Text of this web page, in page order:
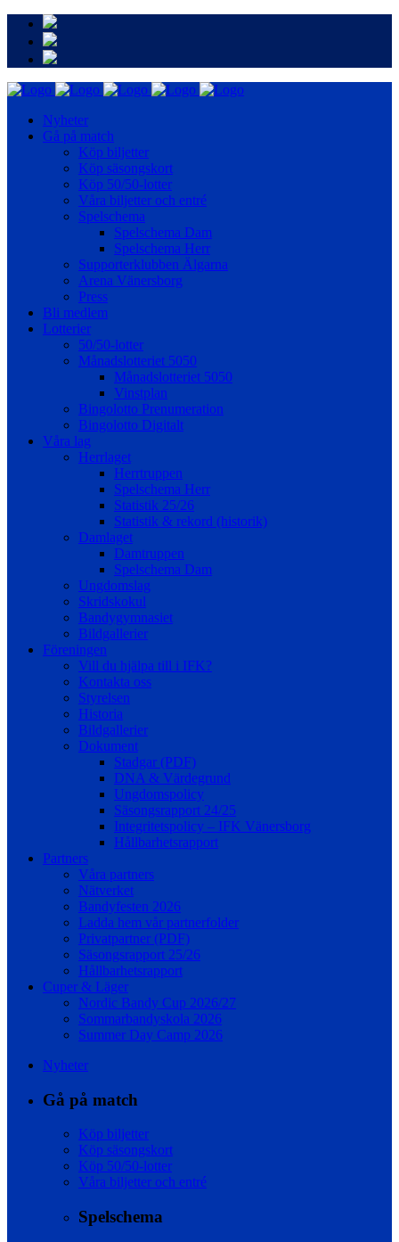
Nyheter
Gå på match
Köp biljetter
Köp säsongskort
Köp 50/50-lotter
Våra biljetter och entré
Spelschema
Spelschema Dam
Spelschema Herr
Supporterklubben Älgarna
Arena Vänersborg
Press
Bli medlem
Lotterier
50/50-lotter
Månadslotteriet 5050
Månadslotteriet 5050
Vinstplan
Bingolotto Prenumeration
Bingolotto Digitalt
Våra lag
Herrlaget
Herrtruppen
Spelschema Herr
Statistik 25/26
Statistik & rekord (historik)
Damlaget
Damtruppen
Spelschema Dam
Ungdomslag
Skridskokul
Bandygymnasiet
Bildgallerier
Föreningen
Vill du hjälpa till i IFK?
Kontakta oss
Styrelsen
Historia
Bildgallerier
Dokument
Stadgar (PDF)
DNA & Värdegrund
Ungdomspolicy
Säsongsrapport 24/25
Integritetspolicy – IFK Vänersborg
Hållbarhetsrapport
Partners
Våra partners
Nätverket
Bandyfesten 2026
Ladda hem vår partnerfolder
Privatpartner (PDF)
Säsongsrapport 25/26
Hållbarhetsrapport
Cuper & Läger
Nordic Bandy Cup 2026/27
Sommarbandyskola 2026
Summer Day Camp 2026
Nyheter
Gå på match
Köp biljetter
Köp säsongskort
Köp 50/50-lotter
Våra biljetter och entré
Spelschema